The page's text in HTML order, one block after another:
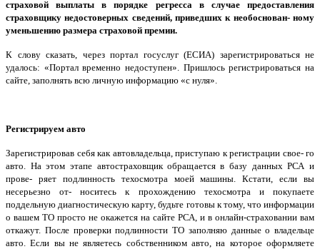
страховой выплаты в порядке регресса в случае предоставления
страховщику недостоверных сведений, приведших к необоснован- ному
уменьшению размера страховой премии.
К слову сказать, через портал госуслуг (ЕСИА) зарегистрироваться не
удалось: «Портал временно недоступен». Пришлось регистрироваться на
сайте, заполнять всю личную информацию «с нуля».
Регистрируем авто
Зарегистрировав себя как автовладельца, приступаю к регистрации свое- го
авто. На этом этапе автостраховщик обращается в базу данных РСА и
прове- ряет подлинность техосмотра моей машины. Кстати, если вы
несерьезно от- носитесь к прохождению техосмотра и покупаете
поддельную диагностическую карту, будьте готовы к тому, что информации
о вашем ТО просто не окажется на сайте РСА, и в онлайн-страховании вам
откажут. После проверки подлинности ТО заполняю данные о владельце
авто. Если вы не являетесь собственником авто, на которое оформляете